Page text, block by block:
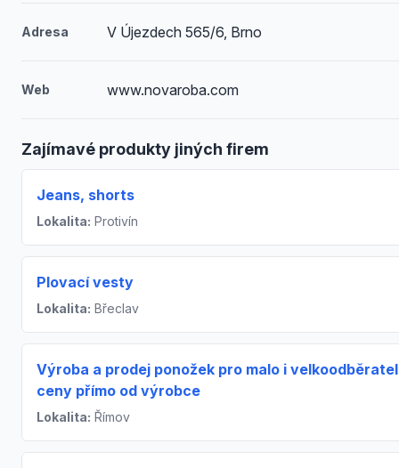
Adresa V Újezdech 565/6, Brno
Web www.novaroba.com
Zajímavé produkty jiných firem
Jeans, shorts
Lokalita: Protivín
Plovací vesty
Lokalita: Břeclav
Výroba a prodej ponožek pro malo i
ceny přímo od výrobce
Lokalita: Římov